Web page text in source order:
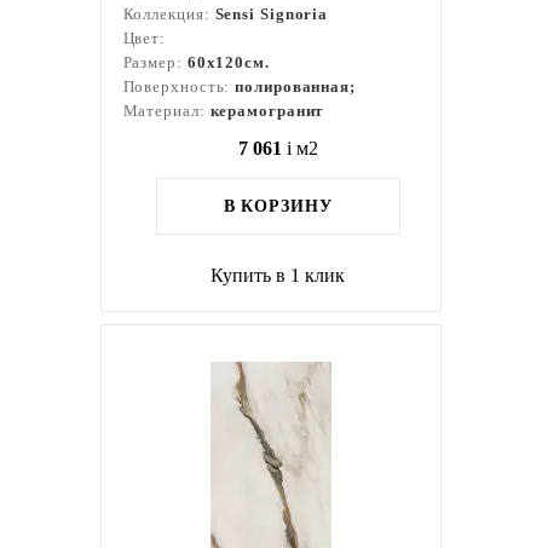
Коллекция: Sensi Signoria
Цвет:
Размер: 60x120см.
Поверхность:полированная;
Материал: керамогранит
7 061 i м2
В КОРЗИНУ
Купить в 1 клик